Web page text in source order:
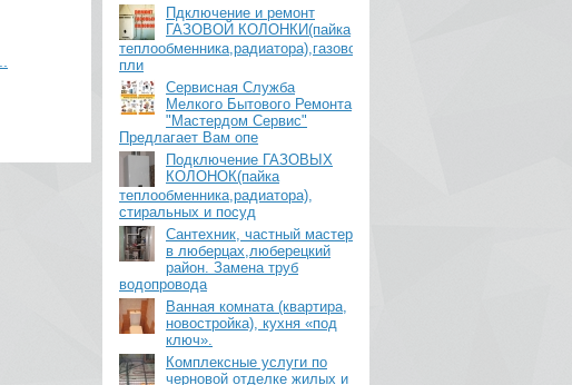
Пдключение и ремонт
ГАЗОВОЙ КОЛОНКИ(пайка
теплообменника,радиатора),газовой
пли
Сервисная Служба
Мелкого Бытового Ремонта
"Мастердом Сервис"
Предлагает Вам опе
Подключение ГАЗОВЫХ
КОЛОНОК(пайка
теплообменника,радиатора),
стиральных и посуд
Сантехник, частный мастер
в люберцах,люберецкий
район. Замена труб
водопровода
Ванная комната (квартира,
новостройка), кухня «под
ключ».
Комплексные услуги по
черновой отделке жилых и